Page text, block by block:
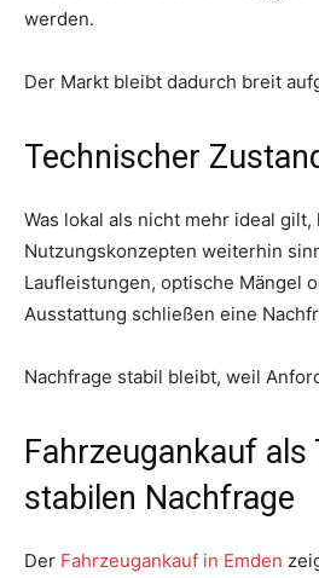
werden.
Der Markt bleibt dadurch breit
Technischer
Was lokal als nicht mehr ideal gilt,
Nutzungskonzepten weiterhin
Laufleistungen, optische Mängel
Ausstattung schließen eine
Nachfrage stabil bleibt, weil
Fahrzeugankauf als
stabilen Nachfrage
Der Fahrzeugankauf in Emden